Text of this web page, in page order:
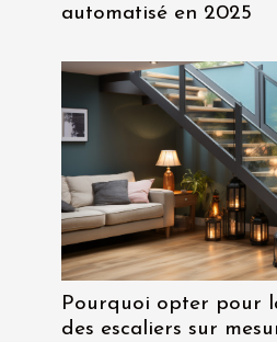
automatisé en 2025
Pourquoi opter pour
des escaliers sur